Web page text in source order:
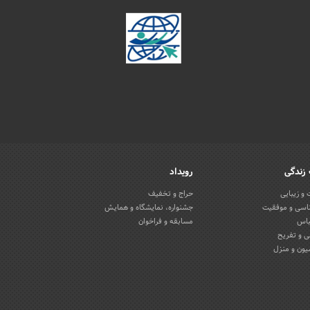
زیبایی
و موفقیت
و تفریح
و منزل
رویداد
حراج و تخفیف
جشنواره، نمایشگاه و همایش
مسابقه و فراخوان